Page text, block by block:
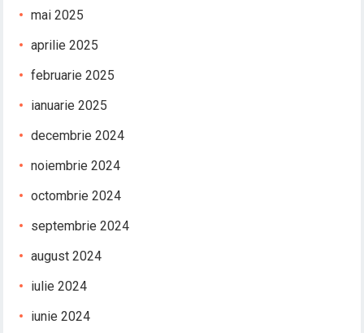
mai 2025
aprilie 2025
februarie 2025
ianuarie 2025
decembrie 2024
noiembrie 2024
octombrie 2024
septembrie 2024
august 2024
iulie 2024
iunie 2024